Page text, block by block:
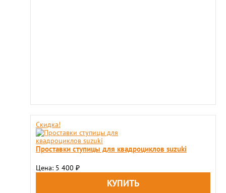
Скидка!
Проставки ступицы для квадроциклов suzuki
Цена: 5 400 ₽